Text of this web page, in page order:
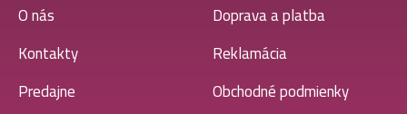
O nás
Kontakty
Predajne
Doprava a platba
Reklamácia
Obchodné podmienky